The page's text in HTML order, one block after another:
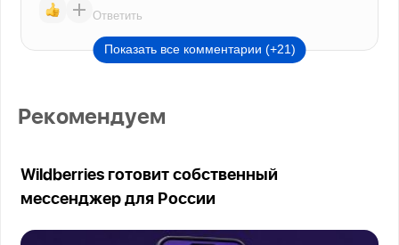
Ответить
Показать все комментарии (+21)
Рекомендуем
Wildberries готовит собственный
мессенджер для России